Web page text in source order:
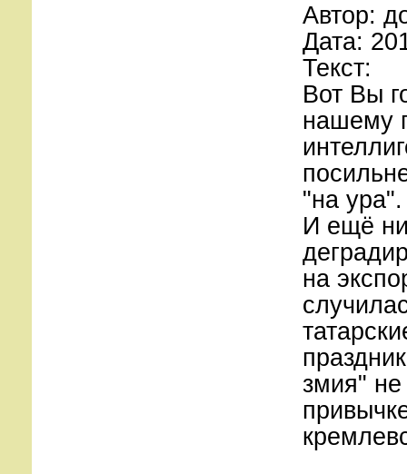
Автор:
Дата:
Текст:
Вот Вы
нашему
"на ура".
И ещё
на
змия" не